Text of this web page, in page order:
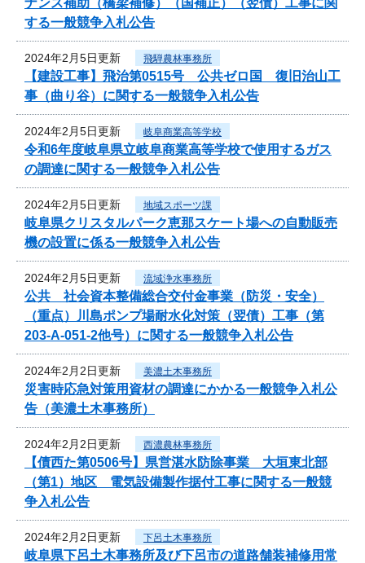
する一般競争入札公告
2024年2月5日更新 飛騨農林事務所
【建設工事】飛治第0515号 公共ゼロ国 復旧治山工
事（曲り谷）に関する一般競争入札公告
2024年2月5日更新 岐阜商業高等学校
令和6年度岐阜県立岐阜商業高等学校で使用するガス
の調達に関する一般競争入札公告
2024年2月5日更新 地域スポーツ課
岐阜県クリスタルパーク恵那スケート場への自動販売
機の設置に係る一般競争入札公告
2024年2月5日更新 流域浄水事務所
公共 社会資本整備総合交付金事業（防災・安全）
（重点）川島ポンプ場耐水化対策（翌債）工事（第
203-A-051-2他号）に関する一般競争入札公告
2024年2月2日更新 美濃土木事務所
災害時応急対策用資材の調達にかかる一般競争入札公
告（美濃土木事務所）
2024年2月2日更新 西濃農林事務所
【債西た第0506号】県営湛水防除事業 大垣東北部
（第1）地区 電気設備製作据付工事に関する一般競
争入札公告
2024年2月2日更新 下呂土木事務所
岐阜県下呂土木事務所及び下呂市の道路舗装補修用常